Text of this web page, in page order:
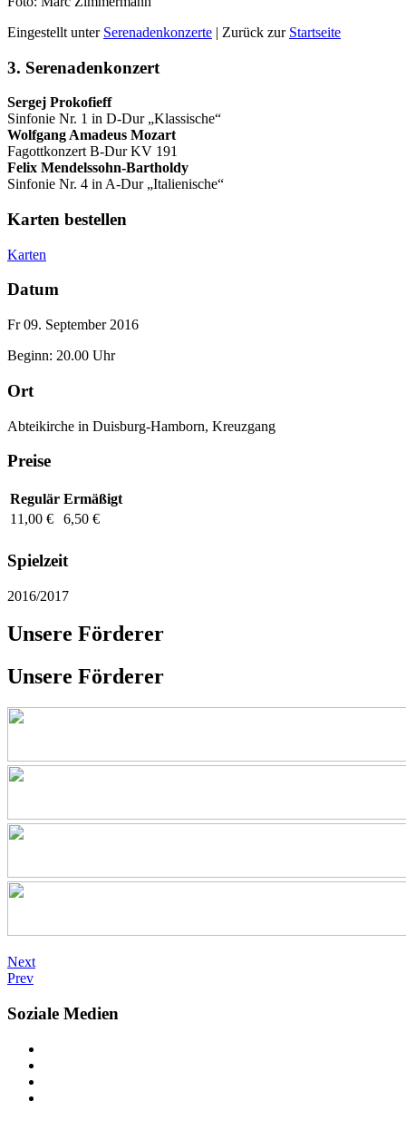
Eingestellt unter Serenadenkonzerte | Zurück zur Startseite
3. Serenadenkonzert
Sergej Prokofieff
Sinfonie Nr. 1 in D-Dur „Klassische“
Wolfgang Amadeus Mozart
Fagottkonzert B-Dur KV 191
Felix Mendelssohn-Bartholdy
Sinfonie Nr. 4 in A-Dur „Italienische“
Karten bestellen
Karten
Datum
Fr 09. September 2016
Beginn: 20.00 Uhr
Ort
Abteikirche in Duisburg-Hamborn, Kreuzgang
Preise
Regulär Ermäßigt
11,00 €
6,50 €
Spielzeit
2016/2017
Unsere Förderer
Unsere Förderer
Next
Prev
Soziale Medien